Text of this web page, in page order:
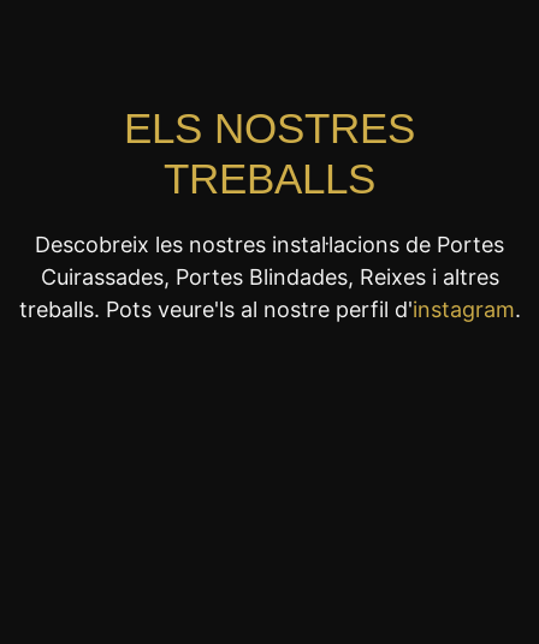
ELS NOSTRES
TREBALLS
Descobreix les nostres instal·lacions de Portes
Cuirassades, Portes Blindades, Reixes i altres
treballs. Pots veure'ls al nostre perfil d'instagram.